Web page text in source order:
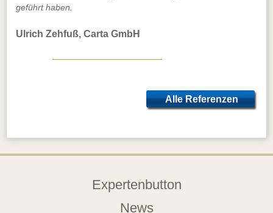
geführt haben.
Ulrich Zehfuß, Carta GmbH
Alle Referenzen
Expertenbutton
News